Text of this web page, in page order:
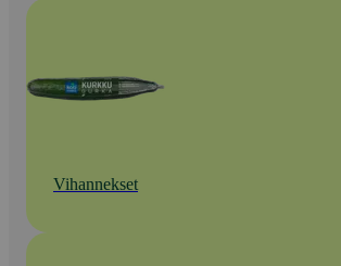
Vihannekset